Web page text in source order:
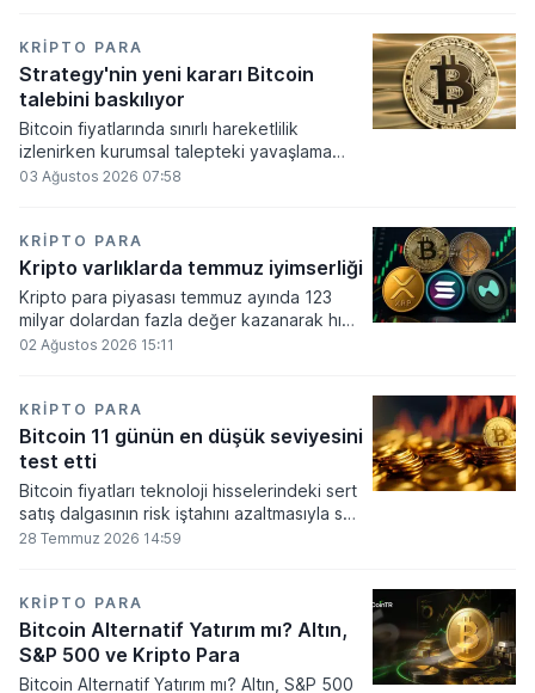
elde edilen dijital paraların belirli şartlar
altında dolaşımına ve menkul kıymet
alımlarında kullanılmasına olanak sağlanıyor.
KRIPTO PARA
Strategy'nin yeni kararı Bitcoin
talebini baskılıyor
Bitcoin fiyatlarında sınırlı hareketlilik
izlenirken kurumsal talepteki yavaşlama
piyasa dinamiklerini etkiliyor. ABD Merkez
çalışmalarındaki belirsizliklerle baskı altında
kalmaya devam ediyor.
03 Ağustos 2026 07:58
KRIPTO PARA
Kripto varlıklarda temmuz iyimserliği
Kripto para piyasası temmuz ayında 123
milyar dolardan fazla değer kazanarak hızlı
bir toparlanma sürecine girdi. Bitcoin ve
2 trilyon 159 milyar 780 milyon dolar
seviyesine ulaştı.
02 Ağustos 2026 15:11
KRIPTO PARA
Bitcoin 11 günün en düşük seviyesini
test etti
Bitcoin fiyatları teknoloji hisselerindeki sert
satış dalgasının risk iştahını azaltmasıyla son
11 günün en düşük seviyesine indi.
28 Temmuz 2026 14:59
KRIPTO PARA
Bitcoin Alternatif Yatırım mı? Altın,
S&P 500 ve Kripto Para
Bitcoin Alternatif Yatırım mı? Altın, S&P 500